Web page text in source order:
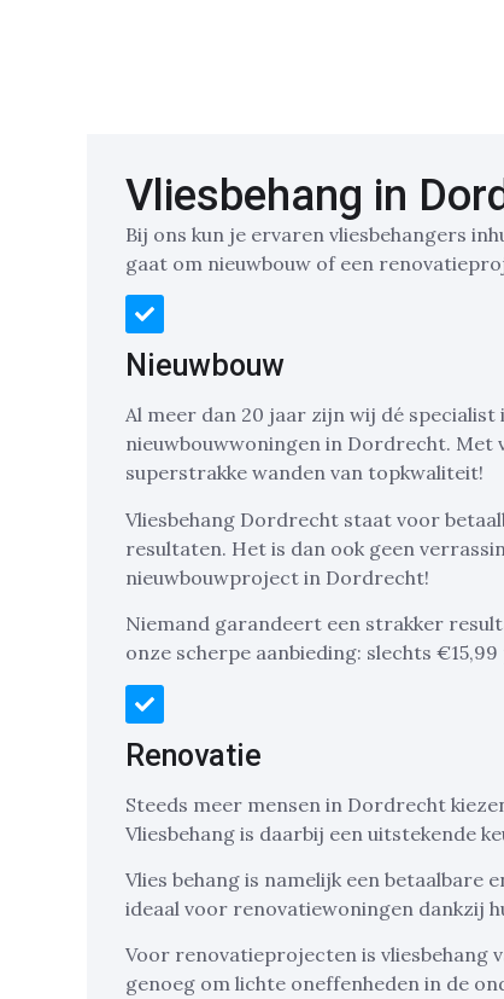
Vliesbehang in
Bij ons kun je ervaren vliesbehangers
gaat om nieuwbouw of een
Nieuwbouw
Al meer dan 20 jaar zijn wij dé specialist
nieuwbouwwoningen in Dordrecht. Met
superstrakke wanden van topkwaliteit!
Vliesbehang Dordrecht staat voor
resultaten. Het is dan ook geen
nieuwbouwproject in Dordrecht!
Niemand garandeert een strakker
onze scherpe aanbieding: slechts €15,99
Renovatie
Steeds meer mensen in Dordrecht
Vliesbehang is daarbij een uitstekende
Vlies behang is namelijk een betaalbare
ideaal voor renovatiewoningen dankzij
Voor renovatieprojecten is vliesbehang
genoeg om lichte oneffenheden in de